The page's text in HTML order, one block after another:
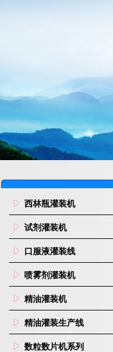
西林瓶灌装机
试剂灌装机
口服液灌装线
喷雾剂灌装机
精油灌装机
精油灌装生产线
数粒数片机系列